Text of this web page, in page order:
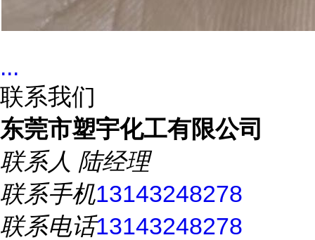
...
联系我们
东莞市塑宇化工有限公司
联系人 陆经理
联系手机13143248278
联系电话13143248278